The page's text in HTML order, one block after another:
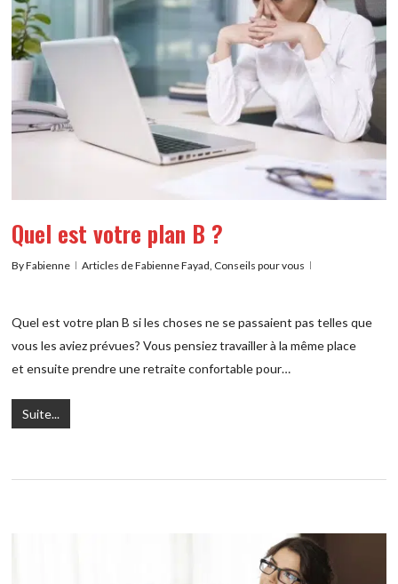
Quel est votre plan B ?
ByFabienne Articles de Fabienne Fayad Conseils pour vous
Quel est votre plan B si les choses ne se passaient pas telles que
vous les aviez prévues? Vous pensiez travailler à la même place
et ensuite prendre une retraite confortable pour…
Suite...